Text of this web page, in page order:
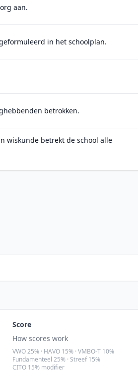
aan.
in het schoolplan.
betrokken.
wiskunde betrekt de school alle
Score
How scores work
VWO 25% · HAVO 15% · VMBO-T 10%
Fundamenteel 25% · Streef 15%
CITO 15% modifier